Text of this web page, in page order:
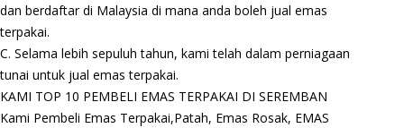
dan berdaftar di Malaysia di mana anda boleh jual emas
terpakai.
C. Selama lebih sepuluh tahun, kami telah dalam perniagaan
tunai untuk jual emas terpakai.
KAMI TOP 10 PEMBELI EMAS TERPAKAI DI SEREMBAN
Kami Pembeli Emas Terpakai,Patah, Emas Rosak, EMAS